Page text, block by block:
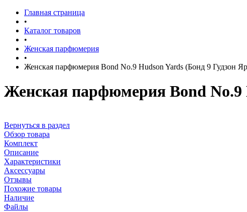
Главная страница
•
Каталог товаров
•
Женская парфюмерия
•
Женская парфюмерия Bond No.9 Hudson Yards (Бонд 9 Гудзон
Женская парфюмерия Bond No.9
Вернуться в раздел
Обзор товара
Комплект
Описание
Характеристики
Аксессуары
Отзывы
Похожие товары
Наличие
Файлы